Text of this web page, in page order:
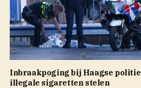
Inbraakpoging bij Haagse
illegale sigaretten stelen